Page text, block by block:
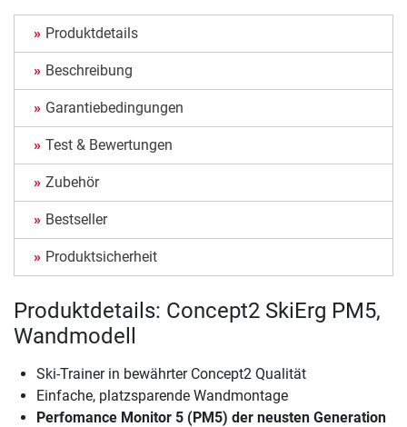
Produktdetails
Beschreibung
Garantiebedingungen
Test & Bewertungen
Zubehör
Bestseller
Produktsicherheit
Produktdetails: Concept2 SkiErg PM5,
Wandmodell
Ski-Trainer in bewährter Concept2 Qualität
Einfache, platzsparende Wandmontage
Perfomance Monitor 5 (PM5) der neusten Generation